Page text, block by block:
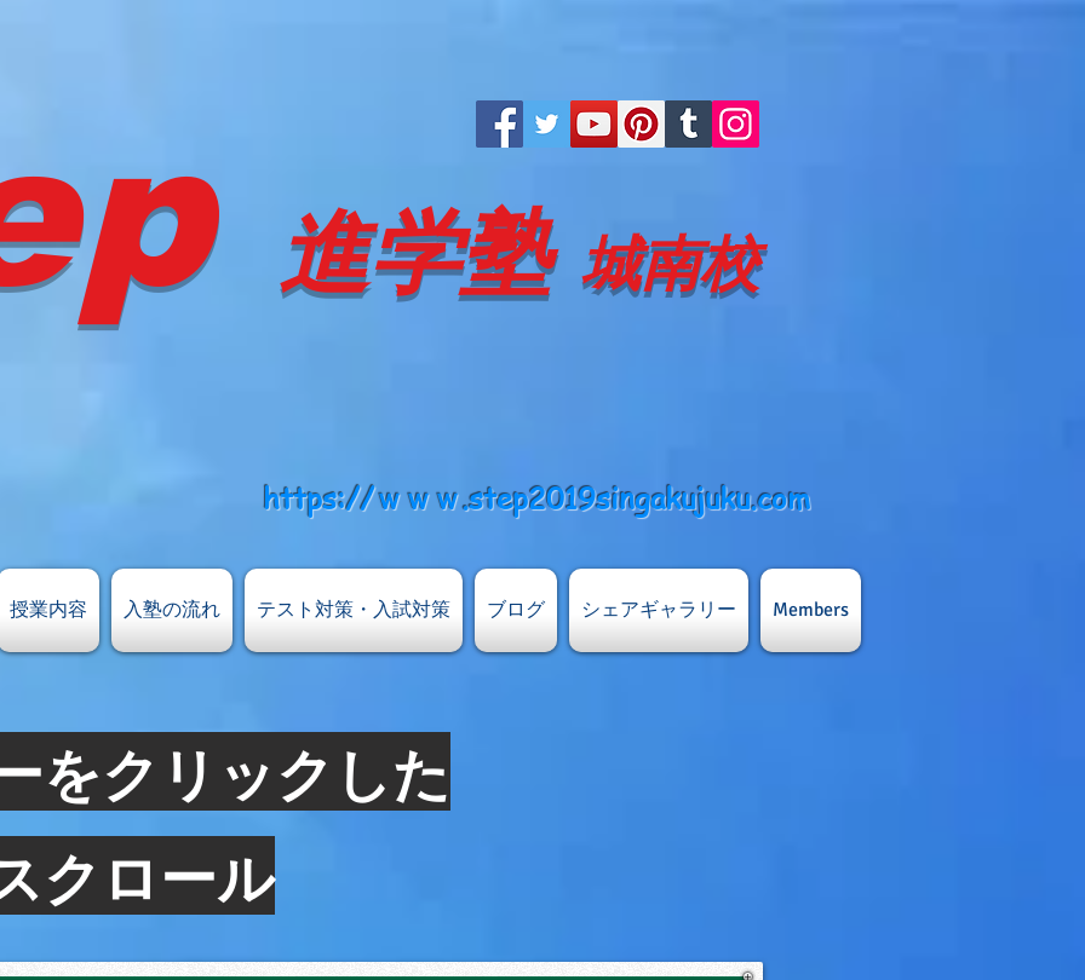
進学塾 城南校
https://ｗｗｗ.step2019singakujuku.com
授業内容 入塾の流れ テスト対策・入試対策 ブログ シェアギャラリー Members
をクリック​した
クロール